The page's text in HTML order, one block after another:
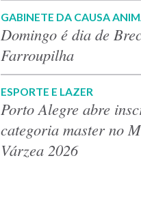
GABINETE DA CAUSA
Domingo é dia de
Farroupilha
ESPORTE E LAZER
Porto Alegre abre
categoria master no
Várzea 2026